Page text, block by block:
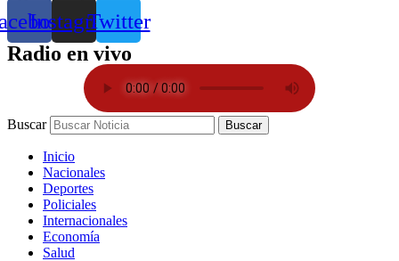
InstagramTwitter
Radio en vivo
Buscar Buscar
Inicio
Nacionales
Deportes
Policiales
Internacionales
Economía
Salud